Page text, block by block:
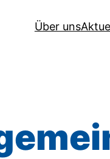
Über uns